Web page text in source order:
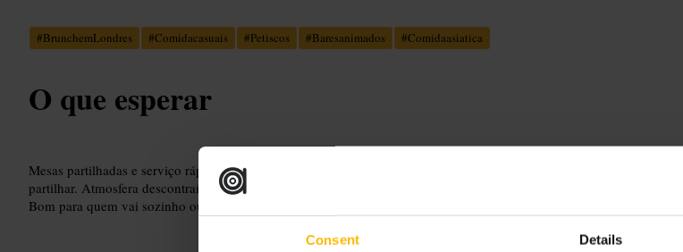
Consent Details
#BrunchemLondres #Comidacasuais #Petiscos #Baresanimados #Comidaasiatica
O que esperar
Mesas partilhadas e serviço rápido. Cardápio focado em bowls, noodles, sandes e petiscos para
partilhar. Atmosfera descontraída, com música ambiente e fluxo constante de clientes durante a semana.
Bom para quem vai sozinho ou em grupo.